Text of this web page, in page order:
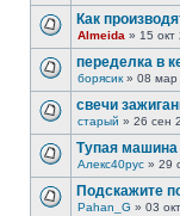
Как
Almeida » 15
переделка в
борясик » 08 мар
свечи
старый » 26 сен
Тупая машина
Алекс40рус » 29
Подскажите
Pahan_G » 03